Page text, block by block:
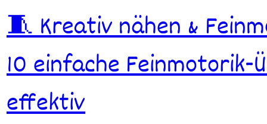
Beitragsnavigation
🧵 Kreativ nähen &
10 einfache Feinmotorik-
effektiv